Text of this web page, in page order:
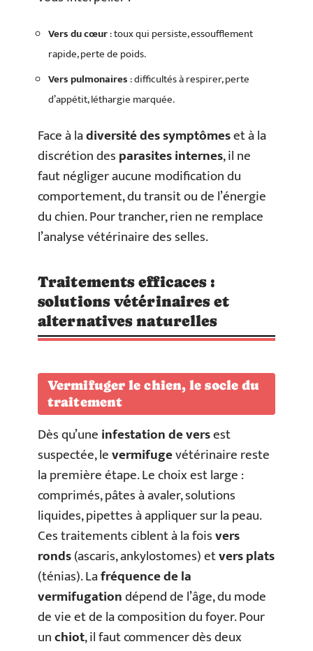
Vers du cœur: toux qui persiste, essoufflement
rapide, perte de poids.
Vers pulmonaires: difficultés à respirer, perte
d’appétit, léthargie marquée.
Face à ladiversité des symptômeset à la
discrétion desparasites internes, il ne
faut négliger aucune modification du
comportement, du transit ou de l’énergie
du chien. Pour trancher, rien ne remplace
l’analyse vétérinaire des selles.
Traitements efficaces :
solutions vétérinaires et
alternatives naturelles
Vermifuger le chien, le socle du
traitement
Dès qu’uneinfestation de versest
suspectée, levermifugevétérinaire reste
la première étape. Le choix est large :
comprimés, pâtes à avaler, solutions
liquides, pipettes à appliquer sur la peau.
Ces traitements ciblent à la foisvers
ronds(ascaris, ankylostomes) etvers plats
(ténias). Lafréquence de la
vermifugationdépend de l’âge, du mode
de vie et de la composition du foyer. Pour
unchiot, il faut commencer dès deux